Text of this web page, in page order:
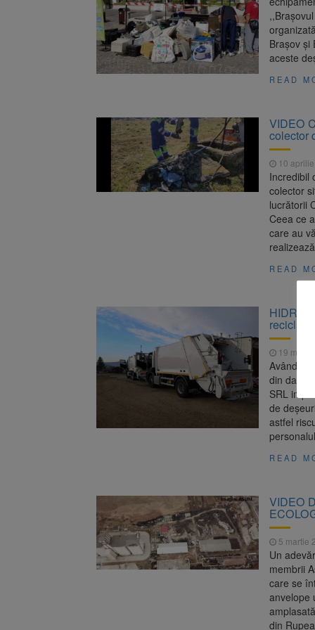
Brașov şi
aceste
READ
VIDEO
colector
10
Incredibil
colector
lucrătorii
Ceea ce
care au
READ
HIDRO-
19 martie
Având în
din data
SRL
de
astfel
READ
VIDEO
5 martie
Un
membrii
care se
anvelope
din